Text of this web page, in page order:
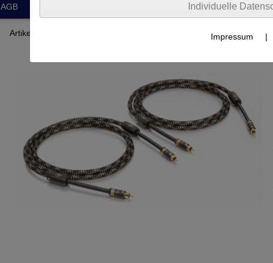
AGB
Artikel nach Marken
Individuelle
Impressum |